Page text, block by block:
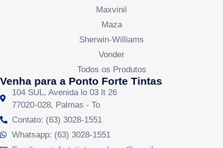
Maxvinil
Maza
Sherwin-Williams
Vonder
Todos os Produtos
Venha para a Ponto Forte Tintas
104 SUL, Avenida lo 03 lt 26
77020-028, Palmas - To
Contato: (63) 3028-1551
Whatsapp: (63) 3028-1551